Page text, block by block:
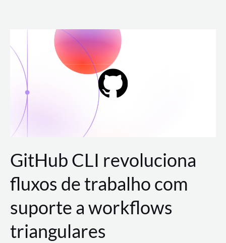
para
conteúdo
GitHub CLI revoluciona
fluxos de trabalho com
suporte a workflows
triangulares